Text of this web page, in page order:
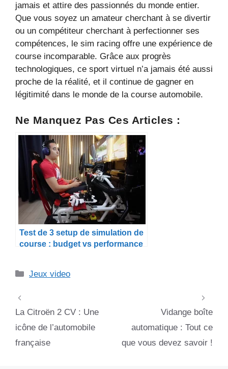
jamais et attire des passionnés du monde entier.
Que vous soyez un amateur cherchant à se divertir
ou un compétiteur cherchant à perfectionner ses
compétences, le sim racing offre une expérience de
course incomparable. Grâce aux progrès
technologiques, ce sport virtuel n’a jamais été aussi
proche de la réalité, et il continue de gagner en
légitimité dans le monde de la course automobile.
Ne Manquez Pas Ces Articles :
Test de 3 setup de simulation de
course : budget vs performance
Catégories
Jeux video
La Citroën 2 CV : Une
icône de l’automobile
française
Vidange boîte
automatique : Tout ce
que vous devez savoir !